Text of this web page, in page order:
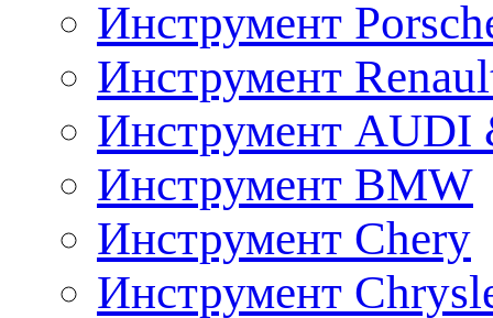
Инструмент
Инструмент
Инструмент AUDI
Инструмент BMW
Инструмент Chery
Инструмент